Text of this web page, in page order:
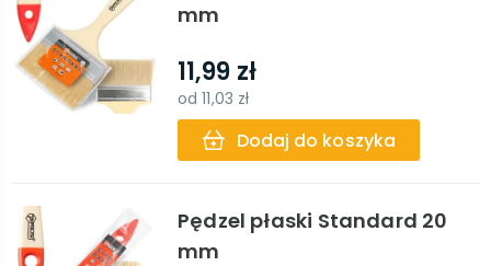
mm
11,99 zł
od11,03 zł
Dodaj do koszyka
Pędzel płaski Standard 20
mm